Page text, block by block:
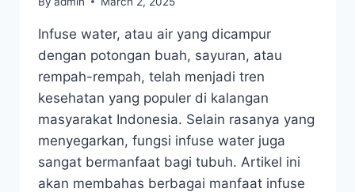
Infuse water, atau air yang dicampur
dengan potongan buah, sayuran, atau
rempah-rempah, telah menjadi tren
kesehatan yang populer di kalangan
masyarakat Indonesia. Selain rasanya yang
menyegarkan, fungsi infuse water juga
sangat bermanfaat bagi tubuh. Artikel ini
akan membahas berbagai manfaat infuse